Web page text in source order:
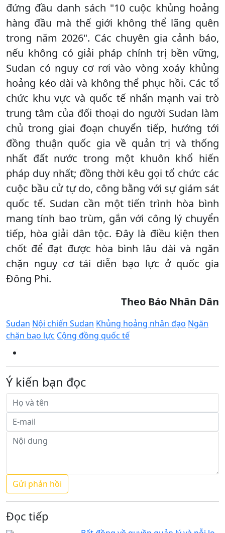
đứng đầu danh sách "10 cuộc khủng hoảng
hàng đầu mà thế giới không thể lãng quên
trong năm 2026". Các chuyên gia cảnh báo,
nếu không có giải pháp chính trị bền vững,
Sudan có nguy cơ rơi vào vòng xoáy khủng
hoảng kéo dài và không thể phục hồi. Các tổ
chức khu vực và quốc tế nhấn mạnh vai trò
trung tâm của đối thoại do người Sudan làm
chủ trong giai đoạn chuyển tiếp, hướng tới
đồng thuận quốc gia về quản trị và thống
nhất đất nước trong một khuôn khổ hiến
pháp duy nhất; đồng thời kêu gọi tổ chức các
cuộc bầu cử tự do, công bằng với sự giám sát
quốc tế. Sudan cần một tiến trình hòa bình
mang tính bao trùm, gắn với công lý chuyển
tiếp, hòa giải dân tộc. Đây là điều kiện then
chốt để đạt được hòa bình lâu dài và ngăn
chặn nguy cơ tái diễn bạo lực ở quốc gia
Đông Phi.
Theo Báo Nhân Dân
Sudan Nội chiến Sudan Khủng hoảng nhân đạo Ngăn
chặn bạo lực Cộng đồng quốc tế
Ý kiến bạn đọc
Đọc tiếp